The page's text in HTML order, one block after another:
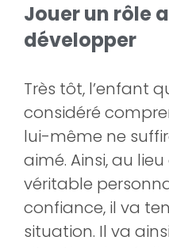
Jouer un rôle
développer
Très tôt, l’enfant
considéré
lui-même ne
aimé. Ainsi, au
véritable
confiance, il va
situation. Il va